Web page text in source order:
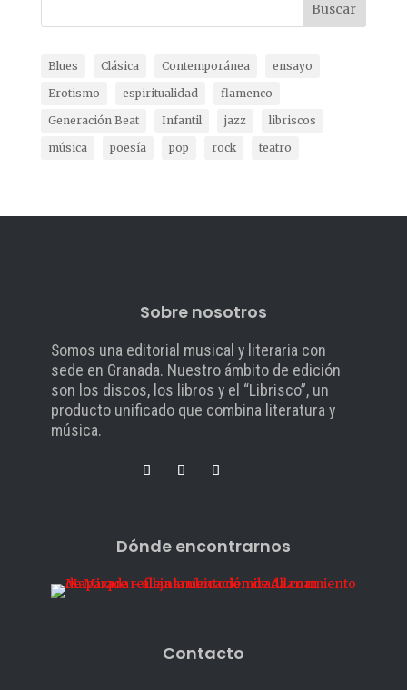
Buscar
Blues Clásica Contemporánea
ensayo
Erotismo
espiritualidad
flamenco
Generación Beat
Infantil jazz
libriscos
música
poesía pop rock teatro
Sobre nosotros
Somos una editorial musical y literaria con
sede en Granada. Nuestro ámbito de edición
son los discos, los libros y el “Librisco”, un
producto unificado que combina literatura y
música.
Dónde encontrarnos
Contacto